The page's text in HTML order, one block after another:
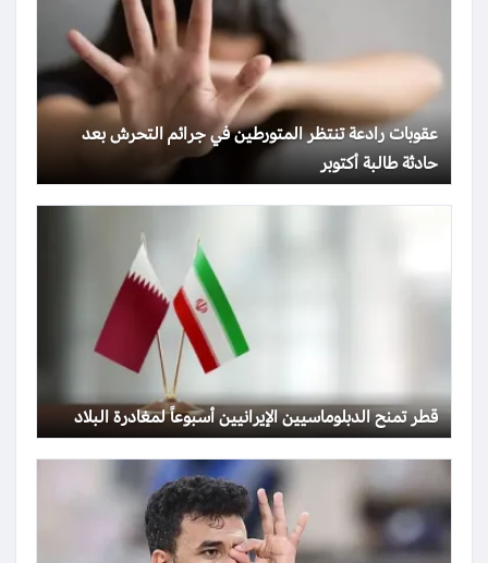
عقوبات رادعة تنتظر المتورطين في جرائم التحرش بعد
حادثة طالبة أكتوبر
قطر تمنح الدبلوماسيين الإيرانيين أسبوعاً لمغادرة البلاد